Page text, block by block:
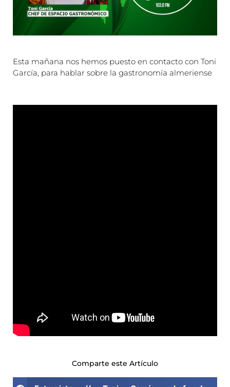
Esta mañana nos hemos puesto en contacto con Toni
García, para hablar sobre la gastronomía almeriense
Comparte este Artículo